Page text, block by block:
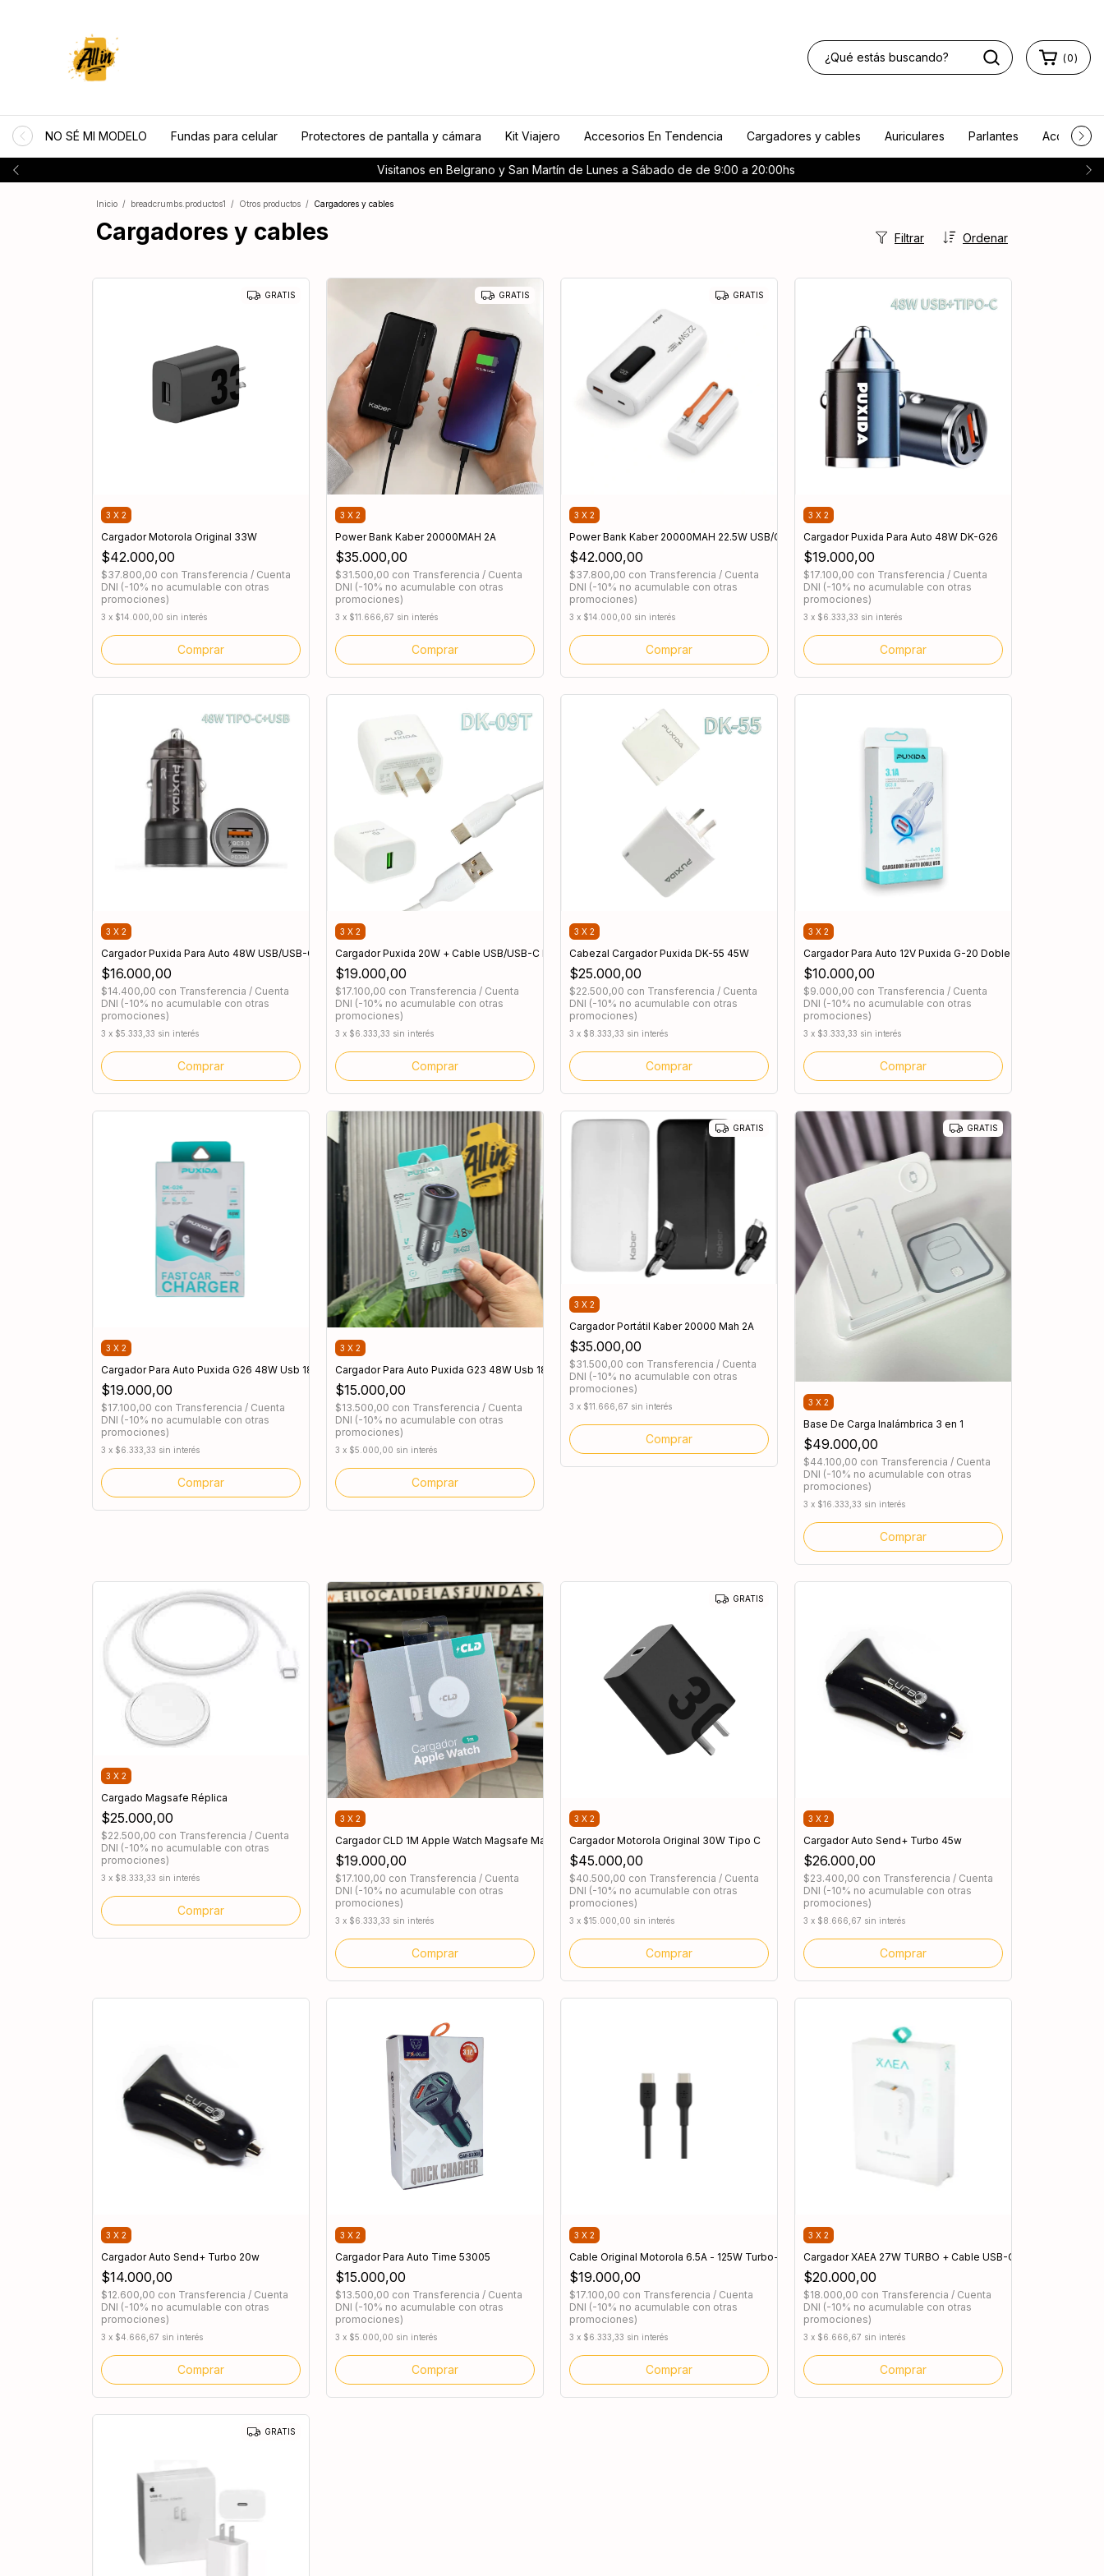
Visitanos en Belgrano y San Martín de Lunes a Sábado de de 9:00 a 20:00hs
(0)
NO SÉ MI MODELO Fundas para celular Protectores de pantalla y cámara Kit Viajero Accesorios En Tendencia Cargadores y cables Auriculares Parlantes
Inicio / breadcrumbs.productos1 / Otros productos / Cargadores y cables
Cargadores y cables Ordenar
Filtrar
GRATIS
3 X 2
Cargador Motorola Original 33W
$42.000,00
$37.800,00 con Transferencia / Cuenta
DNI (-10% no acumulable con otras
promociones)
3 x $14.000,00 sin interés
GRATIS
3 X 2
Power Bank Kaber 20000MAH 2A
$35.000,00
$31.500,00 con Transferencia / Cuenta
DNI (-10% no acumulable con otras
promociones)
3 x $11.666,67 sin interés
GRATIS
3 X 2
Power Bank Kaber 20000MAH 22.5W USB/C
$42.000,00
$37.800,00 con Transferencia / Cuenta
DNI (-10% no acumulable con otras
promociones)
3 x $14.000,00 sin interés
Comprar
3 X 2
Cargador Puxida Para Auto 48W DK-G26
$19.000,00
$17.100,00 con Transferencia / Cuenta
DNI (-10% no acumulable con otras
promociones)
3 x $6.333,33 sin interés
3 X 2
Cargador Puxida Para Auto 48W USB/USB-C DK-G25
$16.000,00
$14.400,00 con Transferencia / Cuenta
DNI (-10% no acumulable con otras
promociones)
3 x $5.333,33 sin interés
3 X 2
Cargador Puxida 20W + Cable USB/USB-C DK-09
$19.000,00
$17.100,00 con Transferencia / Cuenta
DNI (-10% no acumulable con otras
promociones)
3 x $6.333,33 sin interés
3 X 2
Cabezal Cargador Puxida DK-55 45W
$25.000,00
$22.500,00 con Transferencia / Cuenta
DNI (-10% no acumulable con otras
promociones)
3 x $8.333,33 sin interés
3 X 2
Cargador Para Auto 12V Puxida G-20 Doble USB 3.1 QC
$10.000,00
$9.000,00 con Transferencia / Cuenta
DNI (-10% no acumulable con otras
promociones)
3 x $3.333,33 sin interés
3 X 2
Cargador Para Auto Puxida G26 48W Usb 18w / Usb-C 30w
$19.000,00
$17.100,00 con Transferencia / Cuenta
DNI (-10% no acumulable con otras
promociones)
3 x $6.333,33 sin interés
3 X 2
Cargador Para Auto Puxida G23 48W Usb 18w / Usb-C 30w
$15.000,00
$13.500,00 con Transferencia / Cuenta
DNI (-10% no acumulable con otras
promociones)
3 x $5.000,00 sin interés
GRATIS
3 X 2
Cargador Portátil Kaber 20000 Mah 2A
$35.000,00
$31.500,00 con Transferencia / Cuenta
DNI (-10% no acumulable con otras
promociones)
3 x $11.666,67 sin interés
Comprar
GRATIS
3 X 2
Base De Carga Inalámbrica 3 en 1
$49.000,00
$44.100,00 con Transferencia / Cuenta
DNI (-10% no acumulable con otras
promociones)
3 x $16.333,33 sin interés
3 X 2
Cargado Magsafe Réplica
$25.000,00
$22.500,00 con Transferencia / Cuenta
DNI (-10% no acumulable con otras
promociones)
3 x $8.333,33 sin interés
3 X 2
Cargador CLD 1M Apple Watch Magsafe Magnético
$19.000,00
$17.100,00 con Transferencia / Cuenta
DNI (-10% no acumulable con otras
promociones)
3 x $6.333,33 sin interés
GRATIS
3 X 2
Cargador Motorola Original 30W Tipo C
$45.000,00
$40.500,00 con Transferencia / Cuenta
DNI (-10% no acumulable con otras
promociones)
3 x $15.000,00 sin interés
3 X 2
Cargador Auto Send+ Turbo 45w
$26.000,00
$23.400,00 con Transferencia / Cuenta
DNI (-10% no acumulable con otras
promociones)
3 x $8.666,67 sin interés
3 X 2
Cargador Auto Send+ Turbo 20w
$14.000,00
$12.600,00 con Transferencia / Cuenta
DNI (-10% no acumulable con otras
promociones)
3 x $4.666,67 sin interés
3 X 2
Cargador Para Auto Time 53005
$15.000,00
$13.500,00 con Transferencia / Cuenta
DNI (-10% no acumulable con otras
promociones)
3 x $5.000,00 sin interés
3 X 2
Cable Original Motorola 6.5A - 125W Turbo- Tipo C a tipo C
$19.000,00
$17.100,00 con Transferencia / Cuenta
DNI (-10% no acumulable con otras
promociones)
3 x $6.333,33 sin interés
3 X 2
Cargador XAEA 27W TURBO + Cable USB-C
$20.000,00
$18.000,00 con Transferencia / Cuenta
DNI (-10% no acumulable con otras
promociones)
3 x $6.666,67 sin interés
Comprar
GRATIS